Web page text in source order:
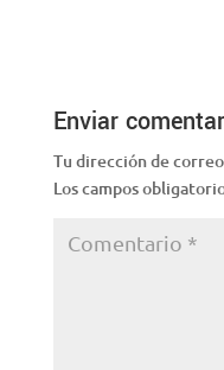
Enviar
Tu dirección de
Los campos